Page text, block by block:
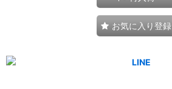
お気に入り登録